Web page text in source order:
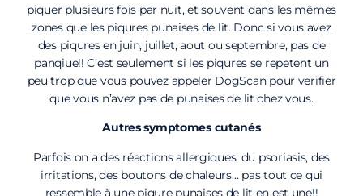
piquer plusieurs fois par nuit, et souvent dans les mêmes
zones que les piqures punaises de lit. Donc si vous avez
des piqures en juin, juillet, aout ou septembre, pas de
panqiue!! C’est seulement si les piqures se repetent un
peu trop que vous pouvez appeler DogScan pour verifier
que vous n’avez pas de punaises de lit chez vous.
Autres symptomes cutanés
Parfois on a des réactions allergiques, du psoriasis, des
irritations, des boutons de chaleurs… pas tout ce qui
ressemble à une piqure punaises de lit en est une!!